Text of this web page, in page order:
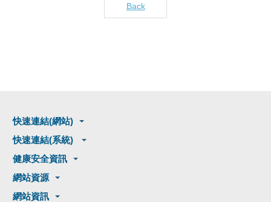
Back
快速連結(網站)
快速連結(系統)
健康安全資訊
網站資源
網站資訊